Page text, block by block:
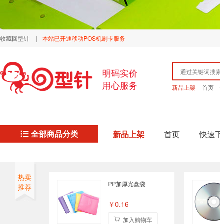
收藏回型针 | 本站已开通移动POS机刷卡服务
明码实价
用心服务
新品上架 首页
全部商品分类 新品上架 首页 快速
热卖
推荐
PP加厚光盘袋
￥0.16
加入购物车